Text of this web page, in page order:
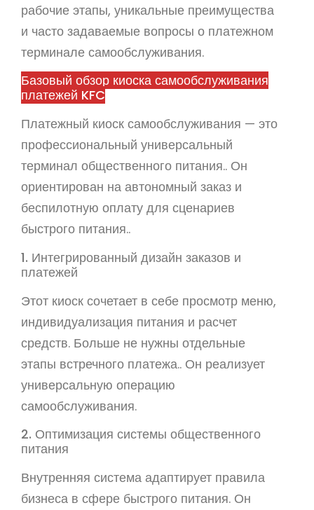
рабочие этапы, уникальные преимущества
и часто задаваемые вопросы о платежном
терминале самообслуживания.
Базовый обзор киоска самообслуживания
платежей KFC
Платежный киоск самообслуживания — это
профессиональный универсальный
терминал общественного питания.. Он
ориентирован на автономный заказ и
беспилотную оплату для сценариев
быстрого питания..
1. Интегрированный дизайн заказов и
платежей
Этот киоск сочетает в себе просмотр меню,
индивидуализация питания и расчет
средств. Больше не нужны отдельные
этапы встречного платежа.. Он реализует
универсальную операцию
самообслуживания.
2. Оптимизация системы общественного
питания
Внутренняя система адаптирует правила
бизнеса в сфере быстрого питания. Он